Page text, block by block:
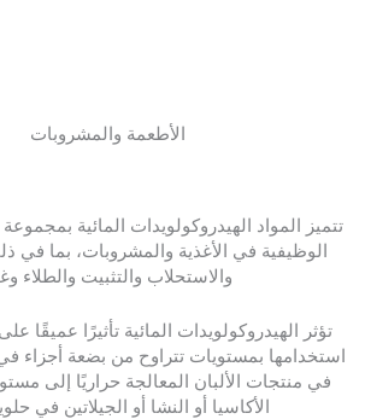
الأطعمة والمشروبات
تتميز المواد الهيدروكولويدات المائية
الوظيفية في الأغذية والمشروبات، بما في
والاستحلاب والتثبيت والطلاء
تؤثر الهيدروكولويدات المائية تأثيرًا عميقًا
استخدامها بمستويات تتراوح من بضعة أجزاء في
في منتجات الألبان المعالجة حراريًا إلى
الأكاسيا أو النشا أو الجيلاتين في